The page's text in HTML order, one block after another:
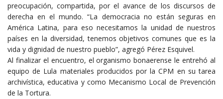
preocupación, compartida, por el avance de los discursos de
derecha en el mundo. “La democracia no están seguras en
América Latina, para eso necesitamos la unidad de nuestros
países en la diversidad, tenemos objetivos comunes que es la
vida y dignidad de nuestro pueblo”, agregó Pérez Esquivel.
Al finalizar el encuentro, el organismo bonaerense le entrehó al
equipo de Lula materiales producidos por la CPM en su tarea
archivística, educativa y como Mecanismo Local de Prevención
de la Tortura.